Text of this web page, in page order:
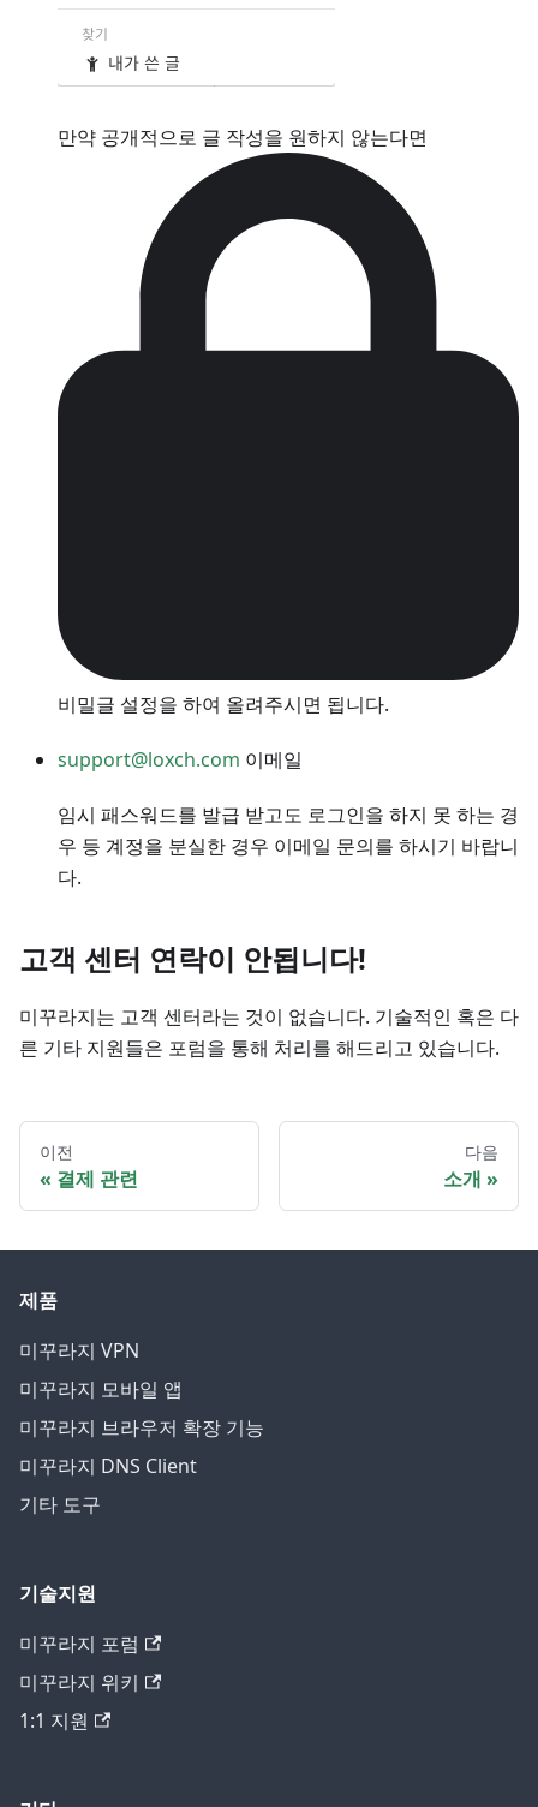
만약 공개적으로 글 작성을 원하지 않는다면
비밀글 설정을 하여 올려주시면 됩니다.
support@loxch.com 이메일
임시 패스워드를 발급 받고도 로그인을 하지 못 하는 경
우 등 계정을 분실한 경우 이메일 문의를 하시기 바랍니
다.
고객 센터 연락이 안됩니다!
미꾸라지는 고객 센터라는 것이 없습니다. 기술적인 혹은 다
른 기타 지원들은 포럼을 통해 처리를 해드리고 있습니다.
이전
결제 관련
다음
소개
제품
미꾸라지 VPN
미꾸라지 모바일 앱
미꾸라지 브라우저 확장 기능
미꾸라지 DNS Client
기타 도구
기술지원
미꾸라지 포럼
미꾸라지 위키
1:1 지원